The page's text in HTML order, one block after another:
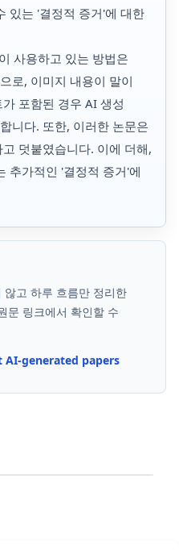
있는 '결정적 증거'에 대한
사용하고 있는 방법은
로, 이미지 내용이 말이
포함된 경우 AI 생성
니다. 또한, 이러한 논문은
덧붙였습니다. 이에 더해,
추가적인 '결정적 증거'에
고 하루 흐름만 정리한
문 링크에서 확인할 수
generated papers